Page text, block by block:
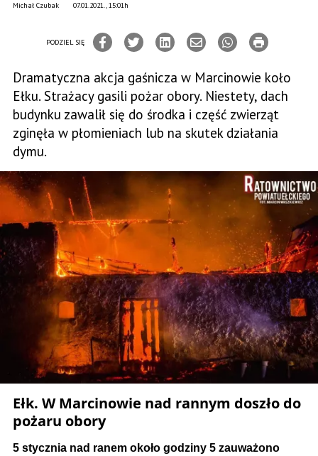
07.01.2021., 15:01h
Michał Czubak
PODZIEL SIĘ
Dramatyczna akcja gaśnicza w Marcinowie koło
Ełku. Strażacy gasili pożar obory. Niestety, dach
budynku zawalił się do środka i część zwierząt
zginęła w płomieniach lub na skutek działania
dymu.
Ełk. W Marcinowie nad rannym doszło do
pożaru obory
5 stycznia nad ranem około godziny 5 zauważono